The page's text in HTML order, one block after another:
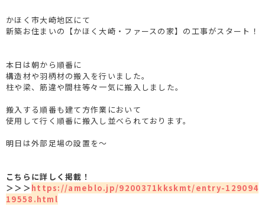
かほく市大崎地区にて
新築お住まいの【かほく大崎・ファースの家】の工事がスタート！
本日は朝から順番に
構造材や羽柄材の搬入を行いました。
柱や梁、筋違や間柱等々一気に搬入しました。
搬入する順番も建て方作業において
使用して行く順番に搬入し並べられております。
明日は外部足場の設置を～
こちらに詳しく掲載！
＞＞＞https://ameblo.jp/9200371kkskmt/entry-129094
19558.html